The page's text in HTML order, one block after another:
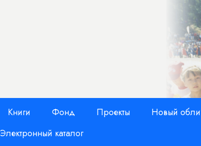
Книги Фонд Проекты Новый
Электронный каталог